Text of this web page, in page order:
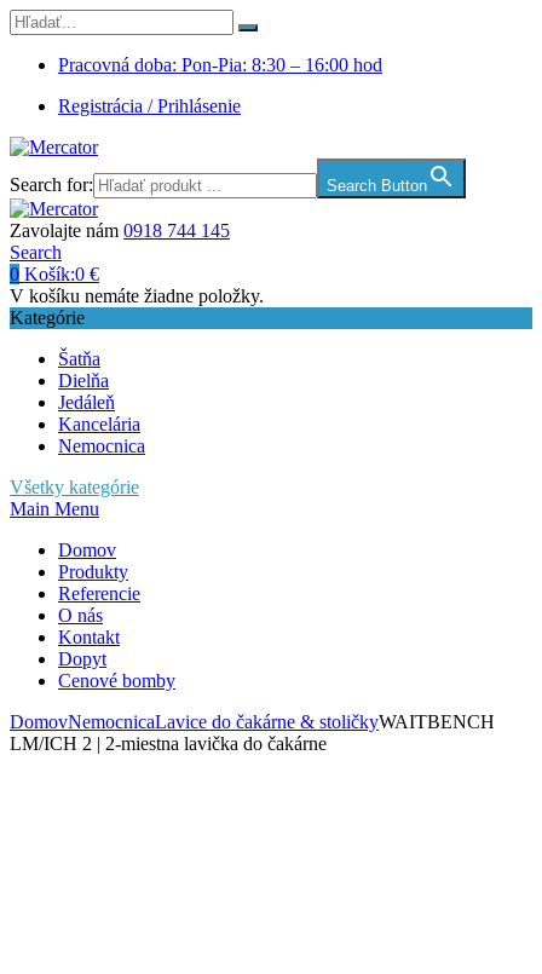
Pracovná doba: Pon-Pia: 8:30 – 16:00 hod
Registrácia / Prihlásenie
Search for: Search Button
Zavolajte nám 0918 744 145
Search
0 Košík:0 €
V košíku nemáte žiadne položky.
Kategórie
Šatňa
Dielňa
Jedáleň
Kancelária
Nemocnica
Všetky kategórie
Main Menu
Domov
Produkty
Referencie
O nás
Kontakt
Dopyt
Cenové bomby
DomovNemocnicaLavice do čakárne & stoličkyWAITBENCH
LM/ICH 2 | 2-miestna lavička do čakárne